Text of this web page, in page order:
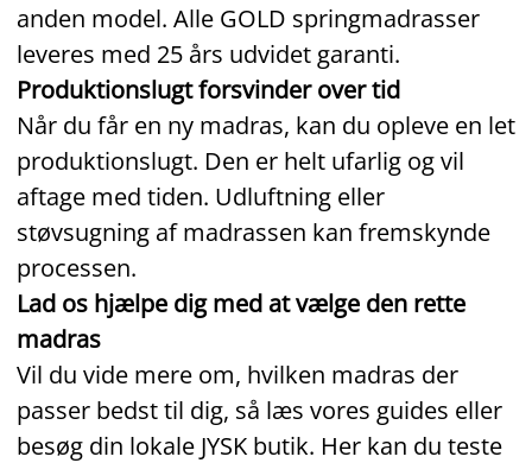
anden model. Alle GOLD springmadrasser
leveres med 25 års udvidet garanti.
Produktionslugt forsvinder over tid
Når du får en ny madras, kan du opleve en let
produktionslugt. Den er helt ufarlig og vil
aftage med tiden. Udluftning eller
støvsugning af madrassen kan fremskynde
processen.
Lad os hjælpe dig med at vælge den rette
madras
Vil du vide mere om, hvilken madras der
passer bedst til dig, så læs vores guides eller
besøg din lokale JYSK butik. Her kan du teste